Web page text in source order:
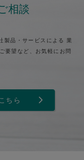
相談
製品・サービスによる 業
要望など、お気軽にお問
こちら